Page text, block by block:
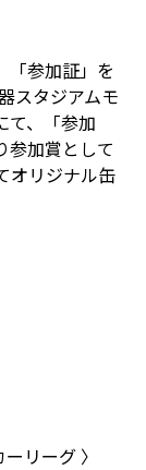
「参加証」を
スタジアムモ
て、「参加
参加賞として
オリジナル缶
リーグ 〉